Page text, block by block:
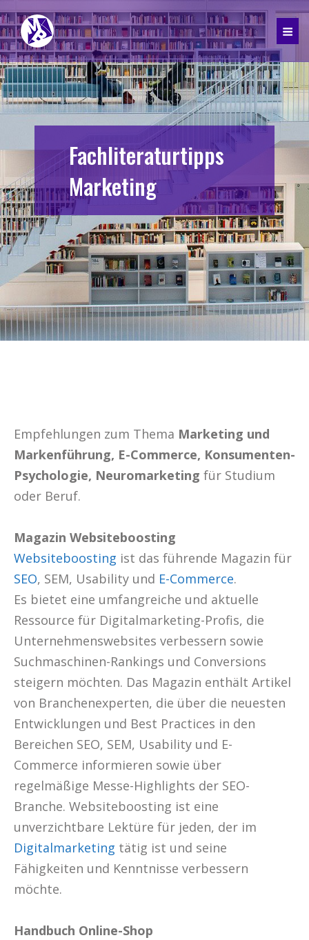
Fachliteraturtipps
Marketing
Empfehlungen zum Thema Marketing und
Markenführung, E-Commerce, Konsumenten-
Psychologie, Neuromarketing für Studium
oder Beruf.
Magazin Websiteboosting
Websiteboosting ist das führende Magazin für
SEO, SEM, Usability und E-Commerce.
Es bietet eine umfangreiche und aktuelle
Ressource für Digitalmarketing-Profis, die
Unternehmenswebsites verbessern sowie
Suchmaschinen-Rankings und Conversions
steigern möchten. Das Magazin enthält Artikel
von Branchenexperten, die über die neuesten
Entwicklungen und Best Practices in den
Bereichen SEO, SEM, Usability und E-
Commerce informieren sowie über
regelmäßige Messe-Highlights der SEO-
Branche. Websiteboosting ist eine
unverzichtbare Lektüre für jeden, der im
Digitalmarketing tätig ist und seine
Fähigkeiten und Kenntnisse verbessern
möchte.
Handbuch Online-Shop